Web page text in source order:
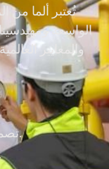
تُعتبر ألما من
الواسعة
والمعايير
تصميم احترافي لأنظمة الغاز المركزي.
توريد